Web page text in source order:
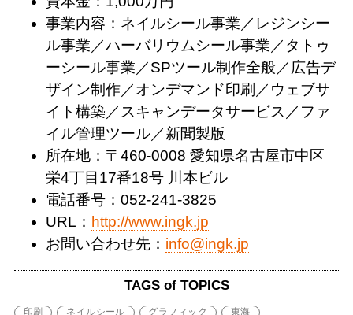
事業内容：ネイルシール事業／レジンシー
ル事業／ハーバリウムシール事業／タトゥ
ーシール事業／SPツール制作全般／広告デ
ザイン制作／オンデマンド印刷／ウェブサ
イト構築／スキャンデータサービス／ファ
イル管理ツール／新聞製版
所在地：〒460-0008 愛知県名古屋市中区
栄4丁目17番18号 川本ビル
電話番号：052-241-3825
URL： http://www.ingk.jp
お問い合わせ先： info@ingk.jp
TAGS of TOPICS
印刷 ネイルシール グラフィック 東海